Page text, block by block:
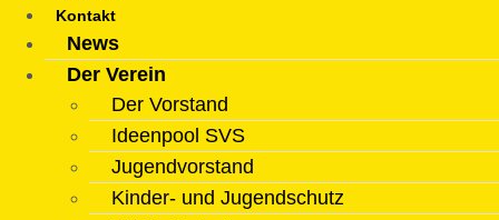
Kontakt
News
Der Verein
Der Vorstand
Ideenpool SVS
Jugendvorstand
Kinder- und Jugendschutz